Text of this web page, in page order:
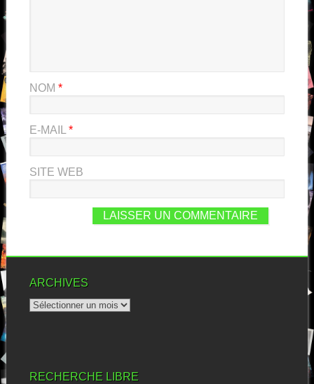
NOM *
E-MAIL *
SITE WEB
ARCHIVES
RECHERCHE LIBRE